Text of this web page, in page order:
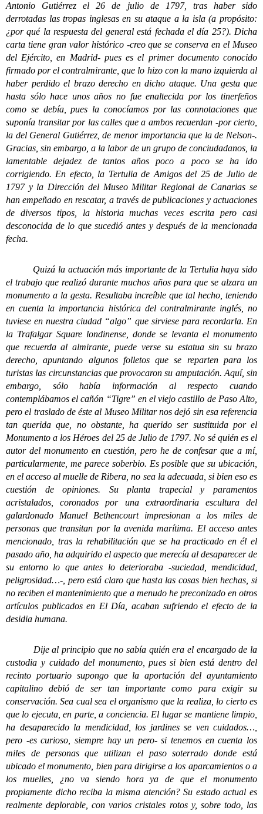
Antonio Gutiérrez el 26 de julio de 1797, tras haber sido
derrotadas las tropas inglesas en su ataque a la isla (a propósito:
¿por qué la respuesta del general está fechada el día 25?). Dicha
carta tiene gran valor histórico -creo que se conserva en el Museo
del Ejército, en Madrid- pues es el primer documento conocido
firmado por el contralmirante, que lo hizo con la mano izquierda al
haber perdido el brazo derecho en dicho ataque. Una gesta que
hasta sólo hace unos años no fue enaltecida por los tinerfeños
como se debía, pues la conocíamos por las connotaciones que
suponía transitar por las calles que a ambos recuerdan -por cierto,
la del General Gutiérrez, de menor importancia que la de Nelson-.
Gracias, sin embargo, a la labor de un grupo de conciudadanos, la
lamentable dejadez de tantos años poco a poco se ha ido
corrigiendo. En efecto, la Tertulia de Amigos del 25 de Julio de
1797 y la Dirección del Museo Militar Regional de Canarias se
han empeñado en rescatar, a través de publicaciones y actuaciones
de diversos tipos, la historia muchas veces escrita pero casi
desconocida de lo que sucedió antes y después de la mencionada
fecha.
Quizá la actuación más importante de la Tertulia haya sido
el trabajo que realizó durante muchos años para que se alzara un
monumento a la gesta. Resultaba increíble que tal hecho, teniendo
en cuenta la importancia histórica del contralmirante inglés, no
tuviese en nuestra ciudad “algo” que sirviese para recordarla. En
la Trafalgar Square londinense, donde se levanta el monumento
que recuerda al almirante, puede verse su estatua sin su brazo
derecho, apuntando algunos folletos que se reparten para los
turistas las circunstancias que provocaron su amputación. Aquí, sin
embargo, sólo había información al respecto cuando
contemplábamos el cañón “Tigre” en el viejo castillo de Paso Alto,
pero el traslado de éste al Museo Militar nos dejó sin esa referencia
tan querida que, no obstante, ha querido ser sustituida por el
Monumento a los Héroes del 25 de Julio de 1797. No sé quién es el
autor del monumento en cuestión, pero he de confesar que a mí,
particularmente, me parece soberbio. Es posible que su ubicación,
en el acceso al muelle de Ribera, no sea la adecuada, si bien eso es
cuestión de opiniones. Su planta trapecial y paramentos
acristalados, coronados por una extraordinaria escultura del
galardonado Manuel Bethencourt impresionan a los miles de
personas que transitan por la avenida marítima. El acceso antes
mencionado, tras la rehabilitación que se ha practicado en él el
pasado año, ha adquirido el aspecto que merecía al desaparecer de
su entorno lo que antes lo deterioraba -suciedad, mendicidad,
peligrosidad…-, pero está claro que hasta las cosas bien hechas, si
no reciben el mantenimiento que a menudo he preconizado en otros
artículos publicados en El Día, acaban sufriendo el efecto de la
desidia humana.
Dije al principio que no sabía quién era el encargado de la
custodia y cuidado del monumento, pues si bien está dentro del
recinto portuario supongo que la aportación del ayuntamiento
capitalino debió de ser tan importante como para exigir su
conservación. Sea cual sea el organismo que la realiza, lo cierto es
que lo ejecuta, en parte, a conciencia. El lugar se mantiene limpio,
ha desaparecido la mendicidad, los jardines se ven cuidados…,
pero -es curioso, siempre hay un pero- si tenemos en cuenta los
miles de personas que utilizan el paso soterrado donde está
ubicado el monumento, bien para dirigirse a los aparcamientos o a
los muelles, ¿no va siendo hora ya de que el monumento
propiamente dicho reciba la misma atención? Su estado actual es
realmente deplorable, con varios cristales rotos y, sobre todo, las